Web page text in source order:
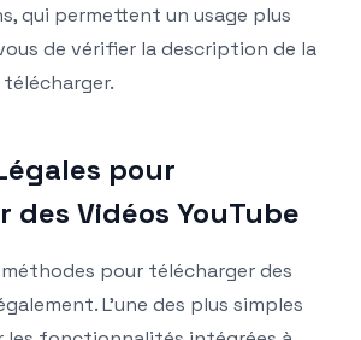
qui permettent un usage plus
de vérifier la description de la
pour
des Vidéos YouTube
pour télécharger des
L’une des plus simples